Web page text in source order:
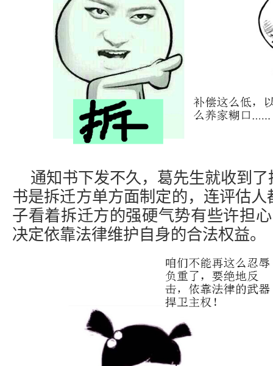
通知书下发不久，葛先生就收到
书是拆迁方单方面制定的，连评估
子看着拆迁方的强硬气势有些许担
决定依靠法律维护自身的合法权益。